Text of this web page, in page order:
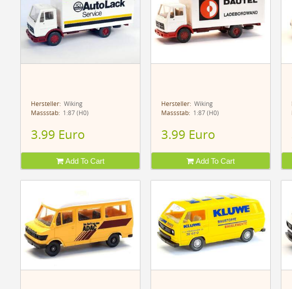
Hersteller: Wiking
Massstab: 1:87 (H0)
3.99 Euro
Add To Cart
Hersteller:Wiking
Massstab:1:87 (H0)
3.99 Euro
Add To Cart